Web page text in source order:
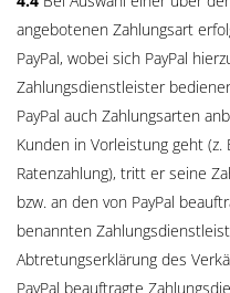
angebotenen Zahlungsart
PayPal, wobei sich PayPal
Zahlungsdienstleister
PayPal auch Zahlungsarten
Kunden in Vorleistung geht (z.
Ratenzahlung), tritt er seine
bzw. an den von PayPal
benannten
Abtretungserklärung des
PayPal beauftragte